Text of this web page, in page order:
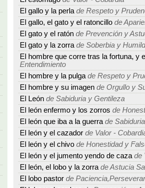
El gallo y la perla de Respeto y
El gallo, el gato y el ratoncillo de
El gato y el ratón de Prevención y
El gato y la zorra de Soberbia y
El hombre que corre tras la fortuna, y
Entendimiento
El hombre y la pulga de Respeto y
El hombre y su imagen de Orgullo y
El León de Sabiduria y Gentileza
El león enfermo y los zorros de
El león que iba a la guerra de
El león y el cazador de Valor -
El león y el chivo de Honestidad y
El león y el jumento yendo de caza de
El león, el lobo y la zorra de Astucia
El lobo pastor de